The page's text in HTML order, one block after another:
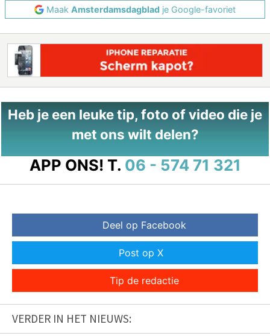
Maak Amsterdamsdagblad je Google-favoriet
Heb je een leuke tip, foto of video die je
met ons wilt delen?
APP ONS! T. 06 - 574 71 321
Deel op Facebook
Post op X
Tip de redactie
VERDER IN HET NIEUWS: